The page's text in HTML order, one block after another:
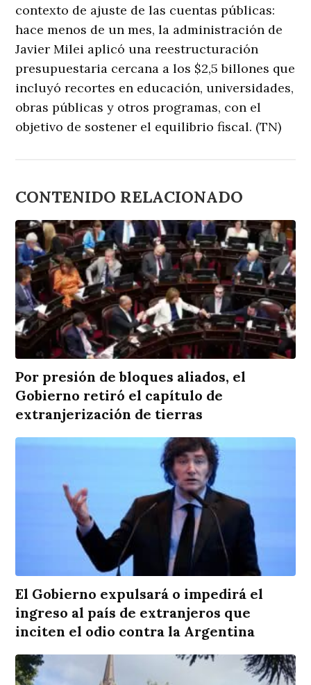
contexto de ajuste de las cuentas públicas:
hace menos de un mes, la administración de
Javier Milei aplicó una reestructuración
presupuestaria cercana a los $2,5 billones que
incluyó recortes en educación, universidades,
obras públicas y otros programas, con el
objetivo de sostener el equilibrio fiscal. (TN)
CONTENIDO RELACIONADO
Por presión de bloques aliados, el
Gobierno retiró el capítulo de
extranjerización de tierras
El Gobierno expulsará o impedirá el
ingreso al país de extranjeros que
inciten el odio contra la Argentina